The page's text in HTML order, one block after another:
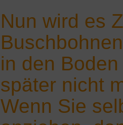
Nun wird es
in den
später nicht
Wenn Sie